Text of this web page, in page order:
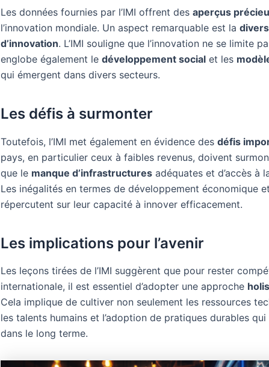
Les données fournies par l’IMI offrent des aperçus
l’innovation mondiale. Un aspect remarquable est la
d’innovation. L’IMI souligne que l’innovation ne se limite
englobe également le développement social et les
qui émergent dans divers secteurs.
Les défis à surmonter
Toutefois, l’IMI met également en évidence des défis
pays, en particulier ceux à faibles revenus, doivent
que le manque d’infrastructures adéquates et d’accès à
Les inégalités en termes de développement économique
répercutent sur leur capacité à innover efficacement.
Les implications pour l’avenir
Les leçons tirées de l’IMI suggèrent que pour rester
internationale, il est essentiel d’adopter une approche
Cela implique de cultiver non seulement les ressources
les talents humains et l’adoption de pratiques durables
dans le long terme.